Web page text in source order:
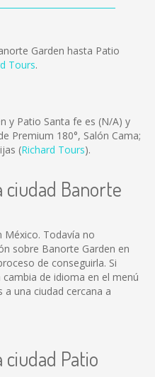
Garden hasta Patio
Tours.
y Patio Santa fe es (N/A) y
Premium 180°, Salón Cama;
(Richard Tours).
ciudad Banorte
México. Todavía no
sobre Banorte Garden en
de conseguirla. Si
de idioma en el menú
una ciudad cercana a
Patio